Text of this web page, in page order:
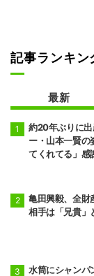
記事ランキン
最新
約20年ぶりに
ー・山本一賢の
てくれてる」感
亀田興毅、全財
相手は「兄貴」
水筒にシャンパ